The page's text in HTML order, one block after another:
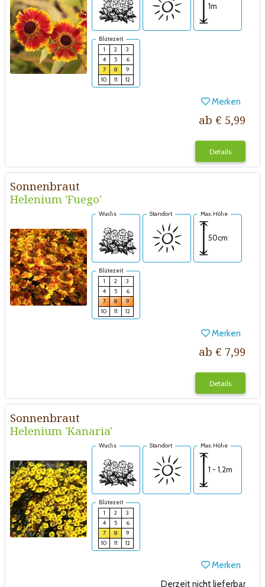
1m
Blütezeit
1
2
3
4
5
6
7
8
9
10
11 12
Merken
ab € 5,99
Details
Sonnenbraut
Helenium 'Fuego'
Wuchs Standort Max. Höhe
50cm
Blütezeit
1
2
3
4
5
6
7
8
9
10
11 12
Merken
ab € 7,99
Details
Sonnenbraut
Helenium 'Kanaria'
Wuchs Standort Max. Höhe
1 - 1,2m
Blütezeit
1
2
3
4
5
6
7
8
9
10
11 12
Merken
Derzeit nicht lieferbar